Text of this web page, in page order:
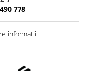
778
informatii